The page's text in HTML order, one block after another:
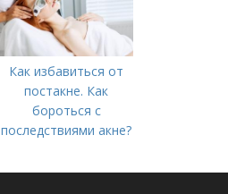
Как избавиться от
постакне. Как
бороться с
последствиями акне?